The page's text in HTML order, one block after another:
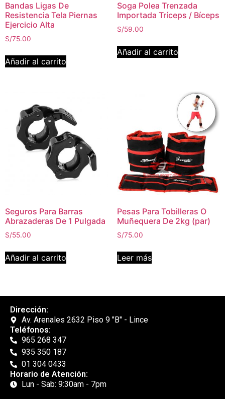
Bandas Ligas De
Resistencia Tela Piernas
Ejercicio Alta
S/75.00
Añadir al carrito
Soga Polea Trenzada
Importada Tríceps / Bíceps
S/59.00
Añadir al carrito
Seguros Para Barras
Abrazaderas De 1 Pulgada
S/55.00
Añadir al carrito
Pesas Para Tobilleras O
Muñequera De 2kg (par)
S/75.00
Leer más
Dirección:
Av. Arenales 2632 Piso 9 "B" - Lince
Teléfonos:
965 268 347
935 350 187
01 304 0433
Horario de Atención:
Lun - Sab: 9:30am - 7pm